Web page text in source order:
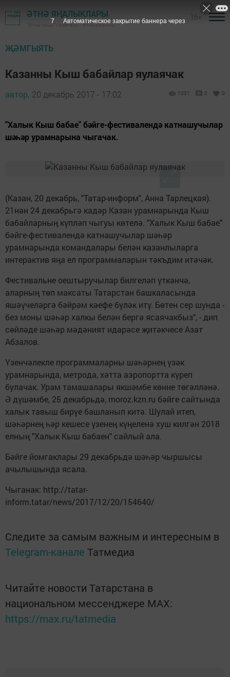
ӘТНӘ ЯҢАЛЫКЛАРЫ
"Әтнә таңы" газетасы - Әтнә районы
ҖӘМГЫЯТЬ
Казанны Кыш бабайлар яулаячак
автор, 20 декабрь 2017 - 17:02 1031 0 0
"Халык Кыш бабае" бәйге-фестивалендә катнашучылар
шәһәр урамнарына чыгачак.
(Казан, 20 декабрь, "Татар-информ", Анна Тарлецкая).
21нән 24 декабрьгә кадәр Казан урамнарында Кыш
бабайларның күпләп чыгуы көтелә. "Халык Кыш бабае"
бәйге-фестивалендә катнашучылар шәһәр
урамнарында командалары белән казанлыларга
интерактив яңа ел программаларын тәкъдим итәчәк.
Фестивальне оештыручылар билгеләп үткәнчә,
аларның төп максаты Татарстан башкаласында
яшәүчеләргә бәйрәм кәефе бүләк итү. Бөтен сер шунда -
без моны шәһәр халкы белән бергә ясаячакбыз", - дип
сөйләде шәһәр мәдәният идарәсе җитәкчесе Азат
Абзалов.
Үзенчәлекле программаларны шәһәрнең үзәк
урамнарында, метрода, хәтта аэропортта күреп
булачак. Урам тамашалары якшәмбе көнне төгәлләнә.
Ә дүшәмбе, 25 декабрьдә, moroz.kzn.ru бәйге сайтында
халык тавыш бирүе башланып китә. Шулай итеп,
шәһәрнең һәр кешесе үзенең күңеленә хуш килгән 2018
елның "Халык Кыш бабаен" сайлый ала.
Бәйге йомгаклары 29 декабрьдә шәһәр чыршысы
ачылышында ясала.
Чыганак: http://tatar-
inform.tatar/news/2017/12/20/154640/
Следите за самым важным и интересным в
Telegram-канале Татмедиа
Читайте новости Татарстана в
национальном мессенджере MАХ:
https://max.ru/tatmedia
7 Автоматическое закрытие баннера через